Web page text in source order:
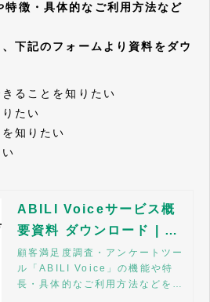
徴・具体的なご利用方法など
下記のフォームより資料をダウ
ることを知りたい
たい
知りたい
ABILI Voiceサービス概
要資料 ダウンロード | A
BILI
顧客満足度調査・アンケートツー
ル「ABILI Voice」の機能や特
長・具体的なご利用方法などをご